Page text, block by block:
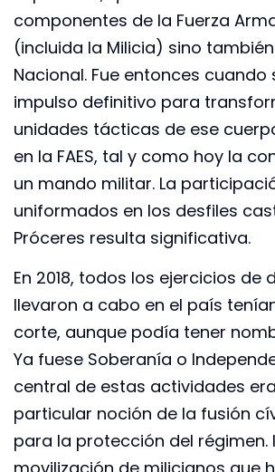
componentes de la Fuerza
(incluida la Milicia) sino
Nacional. Fue entonces cuando
impulso definitivo para
unidades tácticas de ese
en la FAES, tal y como hoy la
un mando militar. La
uniformados en los desfiles
Próceres resulta significativa.
En 2018, todos los ejercicios de
llevaron a cabo en el país
corte, aunque podía tener
Ya fuese Soberanía o
central de estas actividades
particular noción de la fusión
para la protección del régimen.